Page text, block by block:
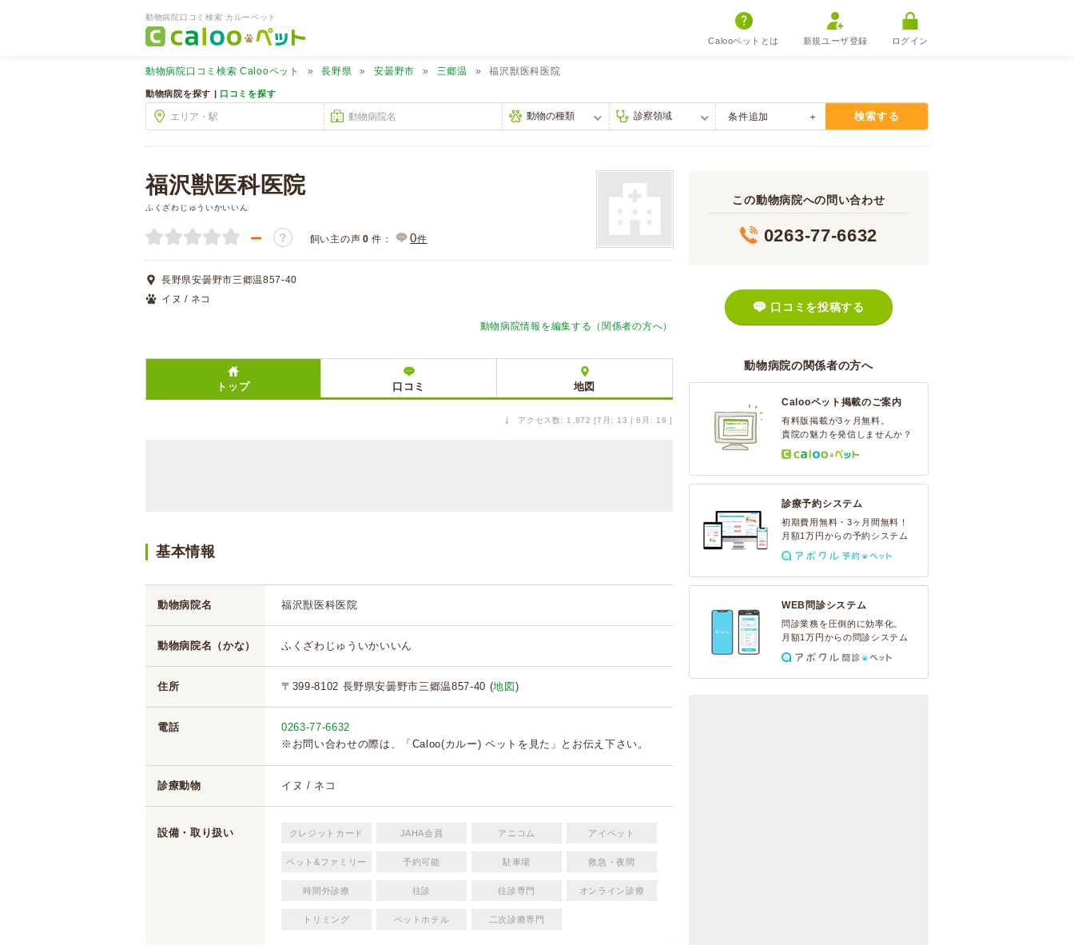
動物病院口コミ検索 カルーペット
Calooペットとは 新規ユーザ登録 ログイン
動物病院口コミ検索 Calooペット 長野県 安曇野市 三郷温 福沢獣医科医院
動物病院を探す | 口コミを探す
条件追加 検索する
福沢獣医科医院
ふくざわじゅういかいいん
－ ？ 飼い主の声 0 件： 0件
長野県安曇野市三郷温857-40
イヌ / ネコ
動物病院情報を編集する（関係者の方へ）
トップ 口コミ 地図
↓ アクセス数: 1,872 [7月: 13 | 6月: 18 ]
基本情報
動物病院名 福沢獣医科医院
動物病院名（かな） ふくざわじゅういかいいん
住所 〒399-8102 長野県安曇野市三郷温857-40 (地図 )
電話
0263-77-6632
※お問い合わせの際は、「Caloo(カルー) ペットを見た」とお伝え下さい。
診療動物 イヌ / ネコ
設備・取り扱い クレジットカード JAHA会員 アニコム アイペット
ペット&ファミリー 予約可能 駐車場 救急・夜間
時間外診療 往診 往診専門 オンライン診療
トリミング ペットホテル 二次診療専門
この動物病院への問い合わせ
0263-77-6632
口コミを投稿する
動物病院の関係者の方へ
Calooペット掲載のご案内
有料版掲載が3ヶ月無料。
貴院の魅力を発信しませんか？
診療予約システム
初期費用無料・3ヶ月間無料！
月額1万円からの予約システム
WEB問診システム
問診業務を圧倒的に効率化。
月額1万円からの問診システム